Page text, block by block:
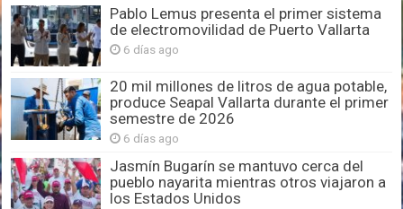
Pablo Lemus presenta el primer sistema
de electromovilidad de Puerto Vallarta
6 días ago
20 mil millones de litros de agua potable,
produce Seapal Vallarta durante el primer
semestre de 2026
6 días ago
Jasmín Bugarín se mantuvo cerca del
pueblo nayarita mientras otros viajaron a
los Estados Unidos